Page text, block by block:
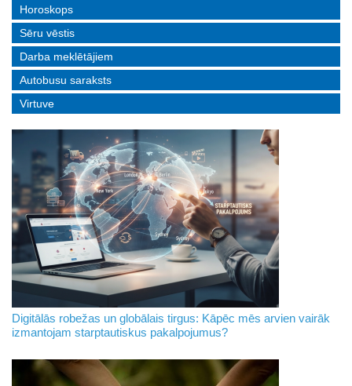
Horoskops
Sēru vēstis
Darba meklētājiem
Autobusu saraksts
Virtuve
Digitālās robežas un globālais tirgus: Kāpēc mēs arvien vairāk
izmantojam starptautiskus pakalpojumus?